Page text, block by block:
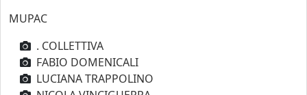
MUPAC
. COLLETTIVA
FABIO DOMENICALI
LUCIANA TRAPPOLINO